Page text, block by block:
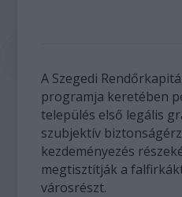
A Szegedi
programja keretében
település első legális
szubjektív
kezdeményezés
megtisztítják a
városrészt.